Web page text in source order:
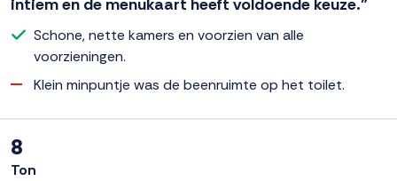
intiem en de menukaart heeft voldoende keuze.”
Schone, nette kamers en voorzien van alle
voorzieningen.
Klein minpuntje was de beenruimte op het toilet.
8
Ton